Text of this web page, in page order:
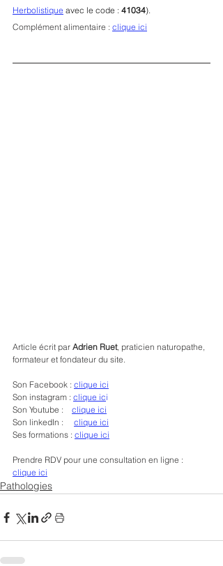
Herbolistique avec le code : 41034).
Complément alimentaire : clique ici
Article écrit par Adrien Ruet, praticien naturopathe,
formateur et fondateur du site.
Son Facebook : clique ici
Son instagram : clique ici
Son Youtube : clique ici
Son linkedIn : clique ici
Ses formations : clique ici
Prendre RDV pour une consultation en ligne :
clique ici
Pathologies